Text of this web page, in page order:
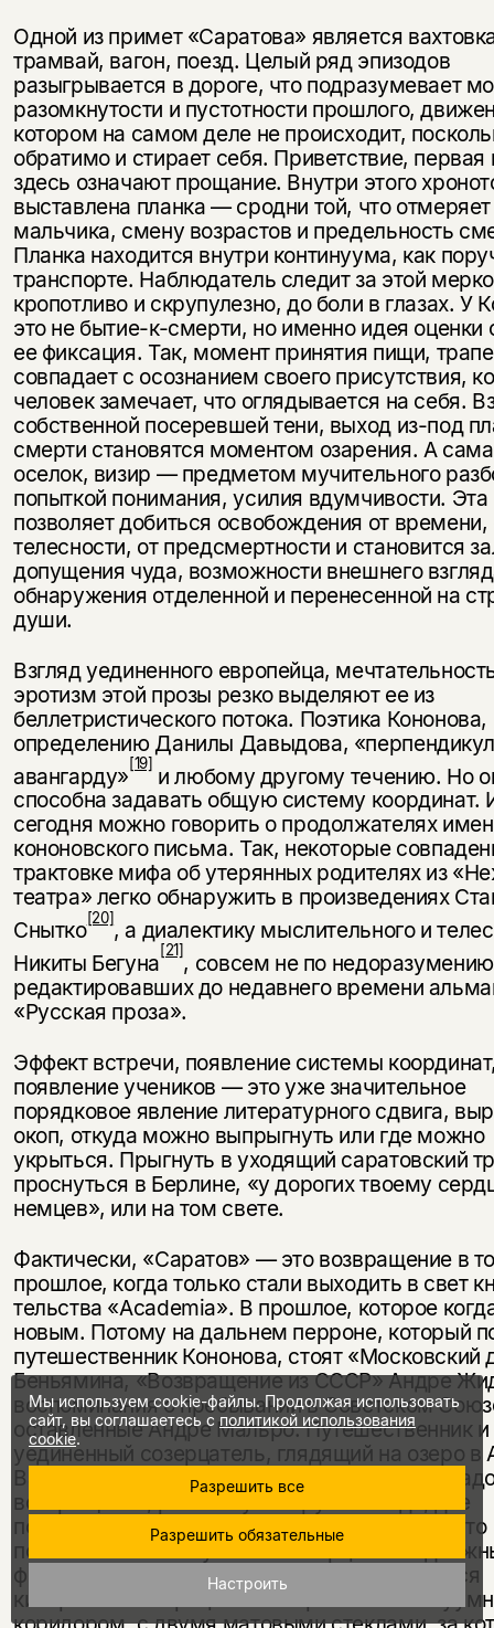
Одной из примет «Саратова» явля­ется
трамвай, вагон, поезд. Целый ряд эпизодов
разыгрывается в дороге, что подразумевает
разомкнутости и пустотности прошлого,
котором на самом деле не происходит,
обратимо и стирает себя. Приветствие, первая
здесь означают прощание. Внутри этого
выставлена планка — сродни той, что
мальчика, смену возрастов и пре­дельность
Планка находится внутри континуума, как
транспорте. Наблюдатель следит за этой
кропотливо и скрупулезно, до боли в глазах. У
это не бытие-к-смерти, но именно идея оценки
ее фиксация. Так, мо­мент принятия пищи,
совпадает с осознанием своего при­сутствия,
человек замечает, что оглядывается на себя.
собст­венной посеревшей тени, выход из-под
смерти становятся момен­том озарения. А
оселок, визир — предметом мучительного
попыткой понимания, усилия вдумчивости. Эта
позволяет до­биться освобождения от времени,
телесности, от предсмертности и ста­новится
допущения чуда, воз­можности внешнего
обнару­жения отделенной и перенесенной на
души.
Взгляд уединенного европейца,
эротизм этой прозы резко выделяют ее из
беллетристического потока. Поэтика Кононова,
опреде­лению Данилы Давыдова,
авангарду»[19] и любому дру­гому течению. Но
способна задавать общую систему координат.
сегодня можно говорить о про­должателях
кононовского письма. Так, некоторые
трактовке мифа об утерянных роди­телях из
театра» легко обна­ружить в произведениях
Снытко[20], а диалектику мыслительного и
Никиты Бегуна[21], со­всем не по недоразумению
редактиро­вавших до недавнего времени
«Русская проза».
Эффект встречи, появление системы
появление учеников — это уже значительное
порядковое явление литературного сдвига,
окоп, откуда можно выпрыгнуть или где можно
укрыться. Прыгнуть в уходя­щий саратовский
проснуть­ся в Берлине, «у дорогих твоему
немцев», или на том свете.
Фактически, «Саратов» — это воз­вращение в
прошлое, когда только стали выходить в свет
тельства «Academia». В прошлое, ко­торое
новым. Потому на дальнем перроне, который
путешественник Кононова, стоят «Московский
Беньямина, «Возвращение из СССР» Андре
воспоминания о пребывании в Со­ветском
оставленные Андре Мальро. Путешественник и
уединенный созерцатель, глядящий на озеро в
Ванзее или на мальтийские укрепления.
возвра­щения, разомкнутая труба поезда, две
подвижные оконечности зыбкого дня — все это
позволяет Кононову вновь созерцать
фонтан» времени. И видеть, как раскрывается
кипарисовый ларец: с месмерическим
Мы используем cookie-файлы. Продолжая использовать
сайт, вы соглашаетесь сполитикой использования
cookie.
Разрешить все
Разрешить обязательные
Настроить